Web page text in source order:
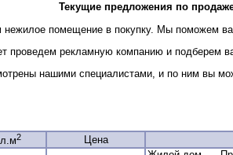
Текущие предложения по
нежилое помещение в покупку. Мы поможем
рекламную компанию и подберем
нашими специалистами, и по ним вы
2 Цена